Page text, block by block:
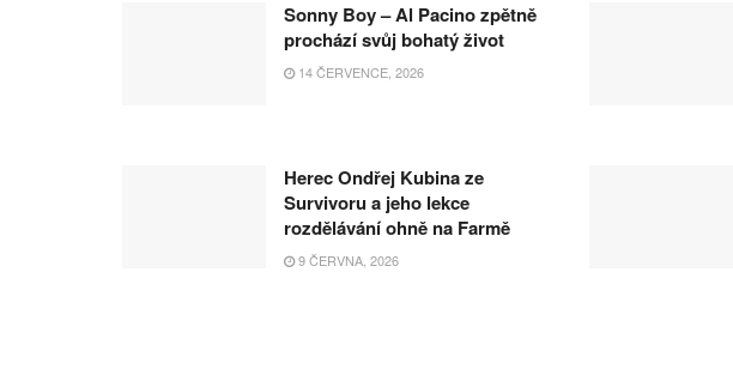
Sonny Boy – Al Pacino zpětně
prochází svůj bohatý život
14 ČERVENCE, 2026
Herec Ondřej Kubina ze
Survivoru a jeho lekce
rozdělávání ohně na Farmě
9 ČERVNA, 2026